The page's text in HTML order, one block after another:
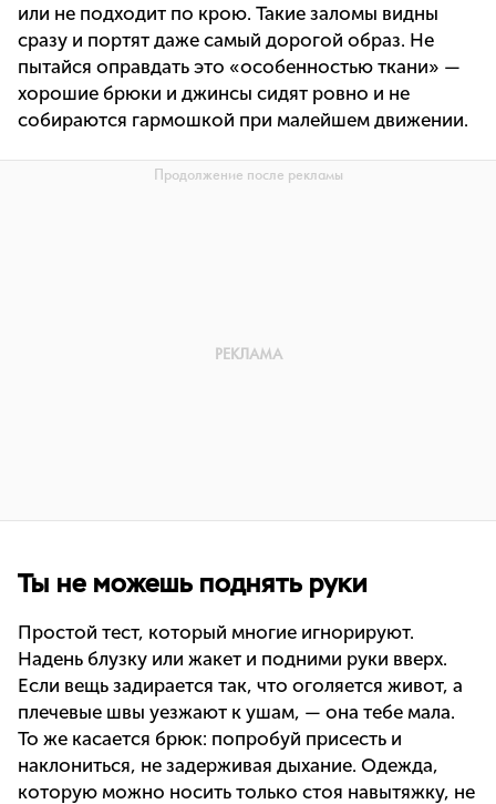
или не подходит по крою. Такие заломы видны
сразу и портят даже самый дорогой образ. Не
пытайся оправдать это «особенностью ткани» —
хорошие брюки и джинсы сидят ровно и не
собираются гармошкой при малейшем движении.
Ты не можешь поднять руки
Простой тест, который многие игнорируют.
Надень блузку или жакет и подними руки вверх.
Если вещь задирается так, что оголяется живот, а
плечевые швы уезжают к ушам, — она тебе мала.
То же касается брюк: попробуй присесть и
наклониться, не задерживая дыхание. Одежда,
которую можно носить только стоя навытяжку, не